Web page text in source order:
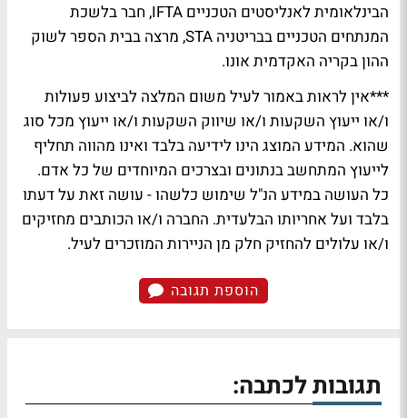
הבינלאומית לאנליסטים הטכניים IFTA, חבר בלשכת
המנתחים הטכניים בבריטניה STA, מרצה בבית הספר לשוק
ההון בקריה האקדמית אונו.
***אין לראות באמור לעיל משום המלצה לביצוע פעולות
ו/או ייעוץ השקעות ו/או שיווק השקעות ו/או ייעוץ מכל סוג
שהוא. המידע המוצג הינו לידיעה בלבד ואינו מהווה תחליף
לייעוץ המתחשב בנתונים ובצרכים המיוחדים של כל אדם.
כל העושה במידע הנ"ל שימוש כלשהו - עושה זאת על דעתו
בלבד ועל אחריותו הבלעדית. החברה ו/או הכותבים מחזיקים
ו/או עלולים להחזיק חלק מן הניירות המוזכרים לעיל.
הוספת תגובה
תגובות לכתבה: